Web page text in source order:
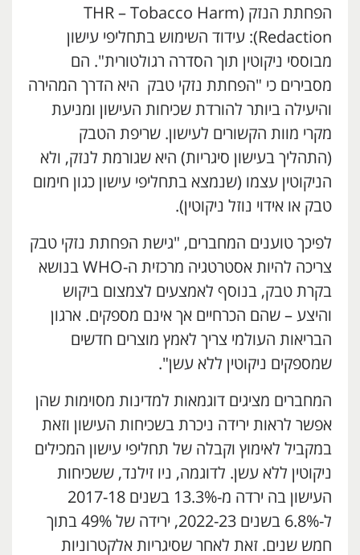
הפחתת הנזק (THR – Tobacco Harm
Redaction): עידוד השימוש בתחליפי עישון
מבוססי ניקוטין תוך הסדרה רגולטורית". הם
מסבירים כי "הפחתת נזקי טבק היא הדרך המהירה
והיעילה ביותר להורדת שכיחות העישון ומניעת
מקרי מוות הקשורים לעישון. שריפת הטבק
(התהליך בעישון סיגריות) היא שגורמת לנזק, ולא
הניקוטין עצמו (שנמצא בתחליפי עישון כגון חימום
טבק או אידוי נוזל ניקוטין).
לפיכך טוענים המחברים, "גישת הפחתת נזקי טבק
צריכה להיות אסטרטגיה מרכזית ה-WHO בנושא
בקרת טבק, בנוסף לאמצעים לצמצום ביקוש
והיצע – שהם הכרחיים אך אינם מספקים. ארגון
הבריאות העולמי צריך לאמץ מוצרים חדשים
שמספקים ניקוטין ללא עשן".
המחברים מציגים דוגמאות למדינות מסוימות שהן
אפשר לראות ירידה ניכרת בשכיחות העישון וזאת
במקביל לאימוץ וקבלה של תחליפי עישון המכילים
ניקוטין ללא עשן. לדוגמה, ניו זילנד, ששכיחות
העישון בה ירדה מ-13.3% בשנים 2017-18
ל-6.8% בשנים 2022-23, ירידה של 49% בתוך
חמש שנים. זאת לאחר שסיגריות אלקטרוניות